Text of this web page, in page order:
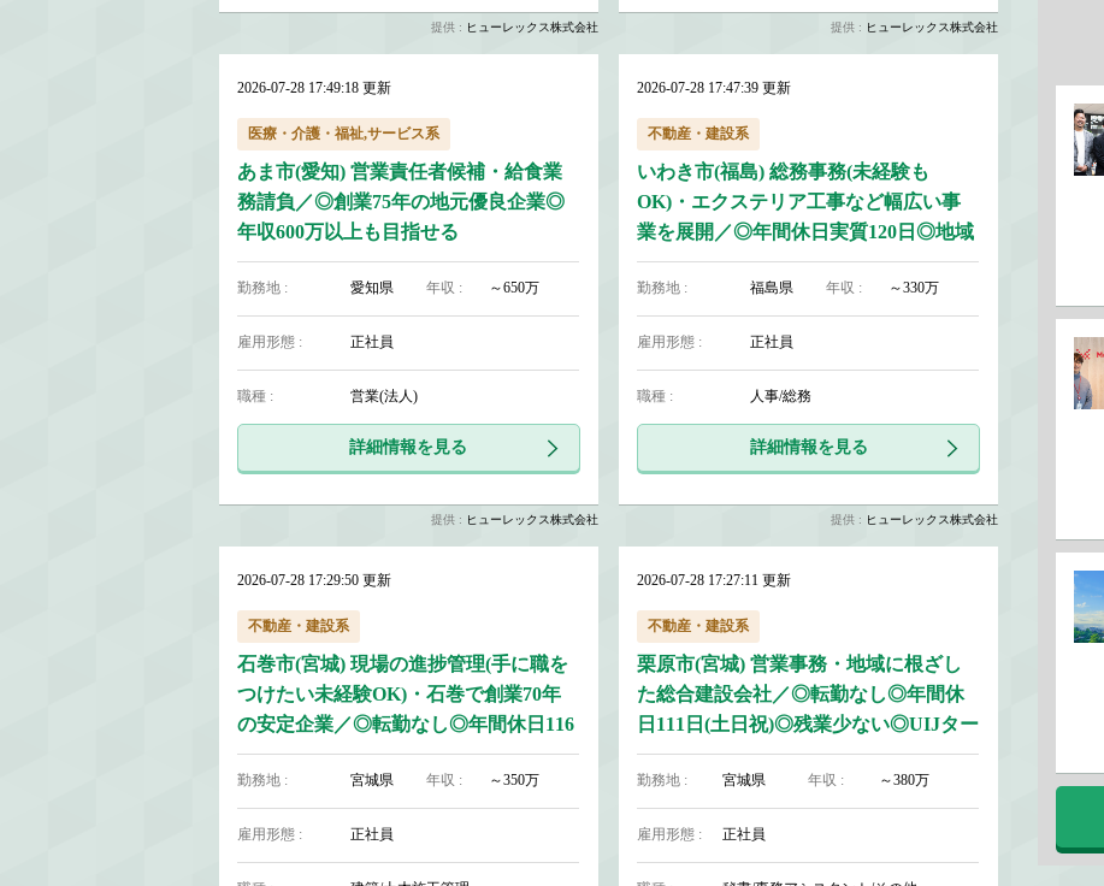
提供 : ヒューレックス株式会社 提供 : ヒューレックス株式会社
2026-07-28 17:49:18 更新
医療・介護・福祉,サービス系
あま市(愛知) 営業責任者候補・給食業
務請負／◎創業75年の地元優良企業◎
年収600万以上も目指せる
勤務地 : 愛知県 年収 : ～650万
雇用形態 : 正社員
職種 : 営業(法人)
詳細情報を見る
提供 : ヒューレックス株式会社
2026-07-28 17:47:39 更新
不動産・建設系
いわき市(福島) 総務事務(未経験も
OK)・エクステリア工事など幅広い事
業を展開／◎年間休日実質120日◎地域
に根差したイベント開催◎転勤なし
勤務地 : 福島県 年収 : ～330万
雇用形態 : 正社員
職種 : 人事/総務
詳細情報を見る
提供 : ヒューレックス株式会社
2026-07-28 17:29:50 更新
不動産・建設系
石巻市(宮城) 現場の進捗管理(手に職を
つけたい未経験OK)・石巻で創業70年
の安定企業／◎転勤なし◎年間休日116
日◎定年後も活躍可能
勤務地 : 宮城県 年収 : ～350万
雇用形態 : 正社員
2026-07-28 17:27:11 更新
不動産・建設系
栗原市(宮城) 営業事務・地域に根ざし
た総合建設会社／◎転勤なし◎年間休
日111日(土日祝)◎残業少ない◎UIJター
ン歓迎
勤務地 : 宮城県 年収 : ～380万
雇用形態 : 正社員